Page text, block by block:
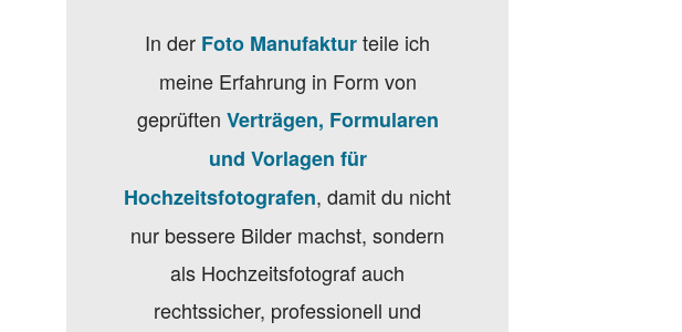
In der Foto Manufakturteile ich
meine Erfahrung in Form von
geprüften Verträgen, Formularen
und Vorlagen für
Hochzeitsfotografen, damit du nicht
nur bessere Bilder machst, sondern
als Hochzeitsfotograf auch
rechtssicher, professionell und